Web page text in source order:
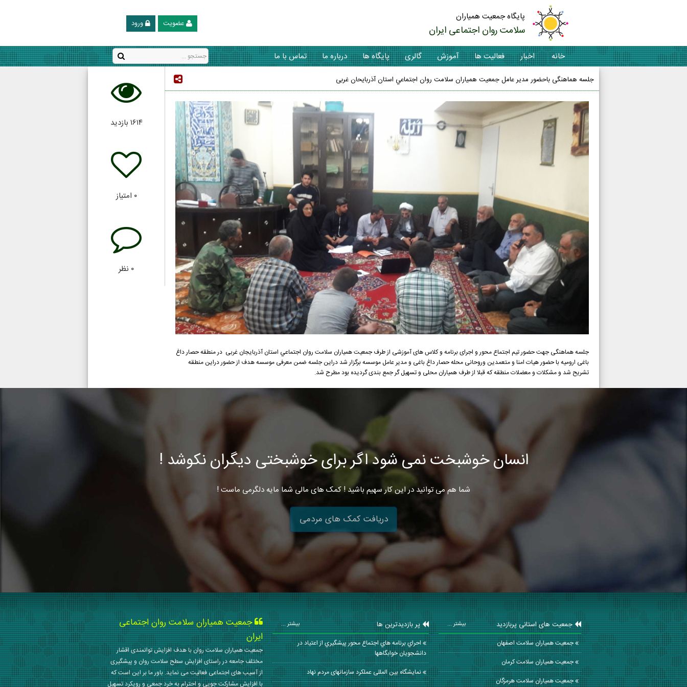
پایگاه جمعیت همیاران
سلامت روان اجتماعی ایران ورود عضویت
خانه اخبار فعالیت ها آموزش گالری پایگاه ها درباره ما تماس با ما
جلسه هماهنگی باحضور مدیر عامل جمعیت همیاران سلامت روان اجتماعي استان آذربایحان غربی
جلسه هماهنگی جهت حضور تیم اجتماع محور و اجرای برنامه و کلاس های آموزشی از طرف جمعیت همیاران سلامت روان اجتماعي استان آذربایجان غربی در منطقه حصار داغ
باغی ارومیه با حضور هیات امنا و متعمدین وروحانی محله حصار داغ باغی و مدیر عامل موسسه برگزار شد دراین جلسه ضمن معرفی موسسه هدف از حضور دراین منطقه
تشریح شد و مشکلات و معضلات منطقه که قبلا از طرف همیاران محلی و تسهیل گر جمع بندی گردیده بود مطرح شد.
۱۶۱۴ بازدید
۰ امتیاز
۰ نظر
انسان خوشبخت نمی شود اگر برای خوشبختی دیگران نکوشد !
شما هم می توانید در این کار سهیم باشید ! کمک های مالی شما مایه دلگرمی ماست !
دریافت کمک های مردمی
جمعیت های استانی پربازدید بیشتر ...
جمعیت همیاران سلامت اصفهان
جمعیت همیاران سلامت كرمان
جمعیت همیاران سلامت هرمزگان
پر بازدیدترین ها بیشتر ...
احراي برنامه هاي اجتماع محور پيشگيري از اعتياد در
دانشجويان خوابگاهها
نمايشگاه بین المللی عملکرد سازمانهای مردم نهاد
جمعیت همیاران سلامت روان اجتماعی
ایران
جمعیت همیاران سلامت روان با هدف افزایش توانمندی اقشار
مختلف جامعه در راستای افزایش سطح سلامت روان و پیشگیری
از آسیب های اجتماعی فعالیت می نماید. باور ما بر این است که
با افزایش مشارکت جویی و احترام به خرد جمعی و رویکرد تسهیل